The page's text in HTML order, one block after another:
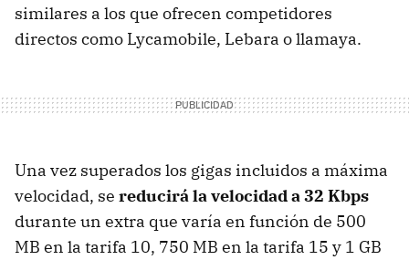
similares a los que ofrecen competidores
directos como Lycamobile, Lebara o llamaya.
Una vez superados los gigas incluidos a máxima
velocidad, se reducirá la velocidad a 32 Kbps
durante un extra que varía en función de 500
MB en la tarifa 10, 750 MB en la tarifa 15 y 1 GB